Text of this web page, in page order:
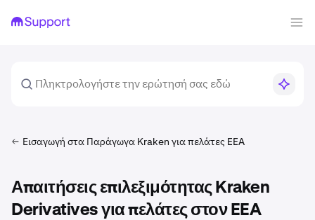
Εισαγωγή στα Παράγωγα Kraken για πελάτες EEA
Απαιτήσεις επιλεξιμότητας Kraken
Derivatives για πελάτες στον EEA